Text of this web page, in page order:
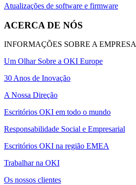
Atualizações de software e firmware
ACERCA DE NÓS
INFORMAÇÕES SOBRE A EMPRESA
Um Olhar Sobre a OKI Europe
30 Anos de Inovação
A Nossa Direção
Escritórios OKI em todo o mundo
Responsabilidade Social e Empresarial
Escritórios OKI na região EMEA
Trabalhar na OKI
Os nossos clientes